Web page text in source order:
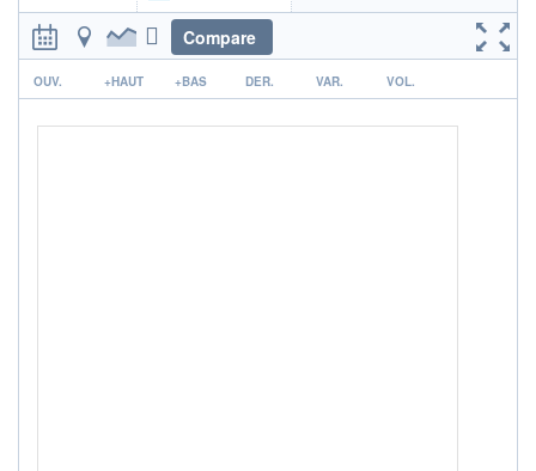
FONDS PARTENAIRES
TARIFS PRIVILÉGIÉS 0%
ÉLIGIBILITÉ
PEA PEA-PME BOURSOVIE LUX
BOURSOVIE
CTO BUSINESS
Compare
r
OUV. +HAUT +BAS DER. VAR. VOL.